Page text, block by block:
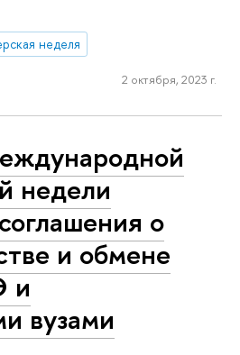
неделя
2 октября, 2023 г.
недели
о
и обмене
и
вузами